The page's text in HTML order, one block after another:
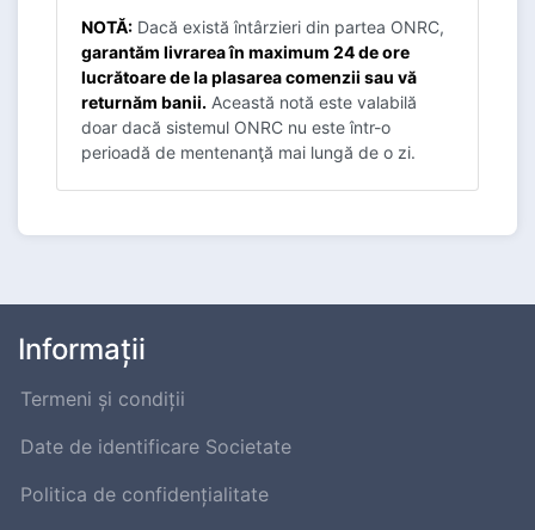
NOTĂ: Dacă există întârzieri din partea ONRC,
garantăm livrarea în maximum 24 de ore
lucrătoare de la plasarea comenzii sau vă
returnăm banii. Această notă este valabilă
doar dacă sistemul ONRC nu este într-o
perioadă de mentenanţă mai lungă de o zi.
Informații
Termeni și condiții
Date de identificare Societate
Politica de confidențialitate